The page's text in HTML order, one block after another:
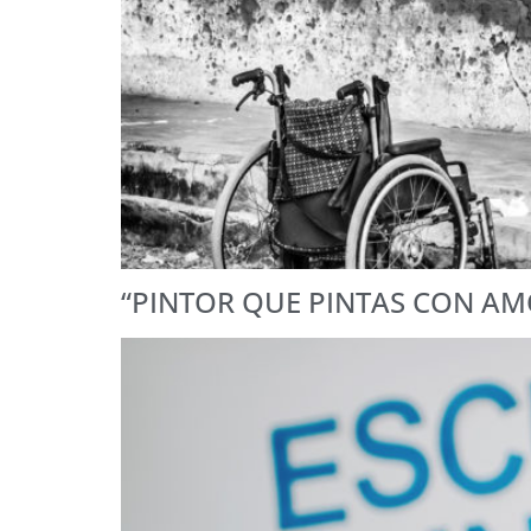
“PINTOR QUE PINTAS CON